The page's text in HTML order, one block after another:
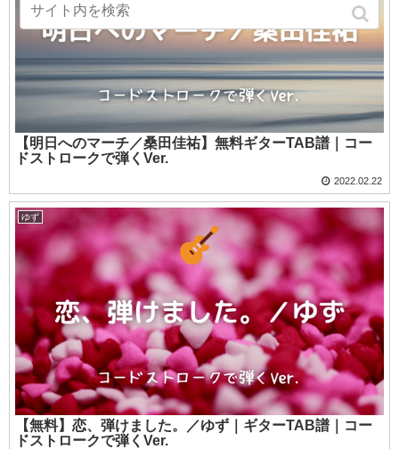
【明日へのマーチ／桑田佳祐】無料ギターTAB譜｜コー
ドストロークで弾くVer.
2022.02.22
ゆず
【無料】恋、弾けました。／ゆず｜ギターTAB譜｜コー
ドストロークで弾くVer.